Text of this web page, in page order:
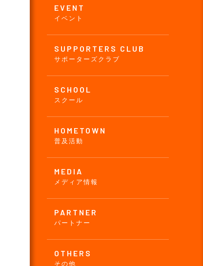
EVENT
イベント
SUPPORTERS CLUB
サポーターズクラブ
SCHOOL
スクール
HOMETOWN
普及活動
MEDIA
メディア情報
PARTNER
パートナー
OTHERS
その他